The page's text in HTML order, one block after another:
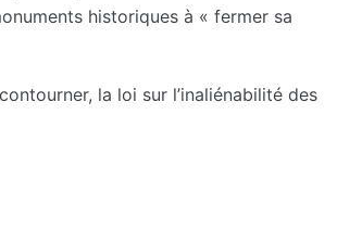
historiques à « fermer sa
la loi sur l’inaliénabilité des